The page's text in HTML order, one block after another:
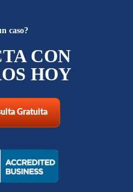
caso?
CON
HOY
Gratuita